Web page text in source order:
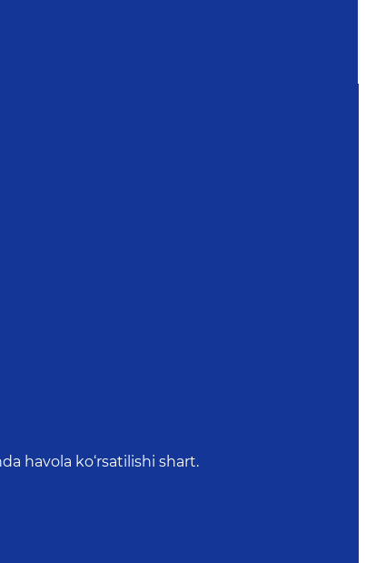
havola ko‘rsatilishi shart.